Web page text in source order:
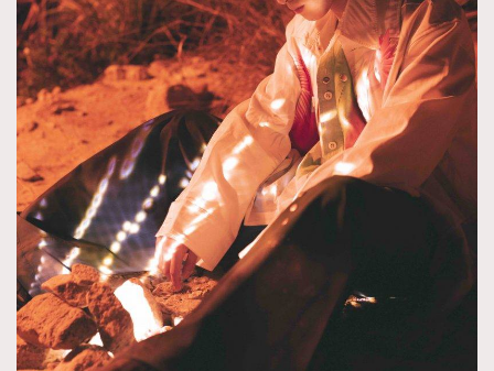
AFrenchMind
DressLikeAParisienne
EmpowerF
FashionWeek FigaroAesthetic